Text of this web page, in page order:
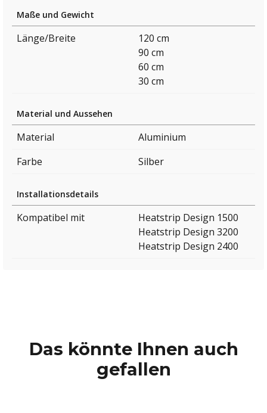
Maße und Gewicht
Länge/Breite
120 cm
90 cm
60 cm
30 cm
Material und Aussehen
Material
Aluminium
Farbe
Silber
Installationsdetails
Kompatibel mit
Heatstrip Design 1500
Heatstrip Design 3200
Heatstrip Design 2400
Das könnte Ihnen auch
gefallen